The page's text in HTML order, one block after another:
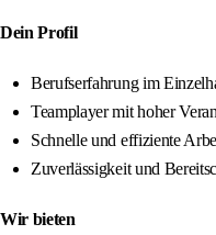
Dein Profil
Berufserfahrung im
Teamplayer mit hoher
Schnelle und effiziente
Zuverlässigkeit und
Wir bieten